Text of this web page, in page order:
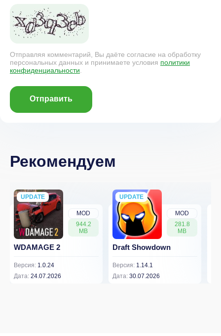
Отправляя комментарий, Вы даёте согласие на обработку
персональных данных и принимаете условия политики
конфиденциальности
Отправить
Рекомендуем
MOD
944.2
MB
UPDATE
NEW
WDAMAGE 2
Версия: 1.0.24
Дата: 24.07.2026
MOD
281.8
MB
UPDATE
NEW
Draft Showdown
Версия: 1.14.1
Дата: 30.07.2026